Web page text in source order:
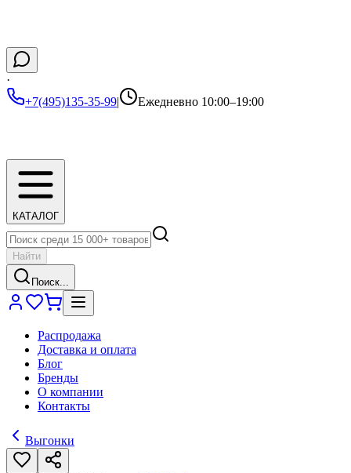
·
+7(495)135-35-99| Ежедневно 10:00–19:00
КАТАЛОГ
Найти
Поиск...
Распродажа
Доставка и оплата
Блог
Бренды
О компании
Контакты
Выгонки